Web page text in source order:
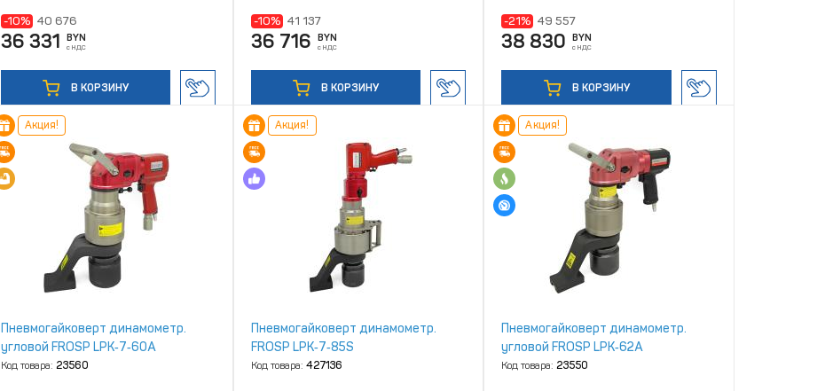
-10% 40 676
36 331 BYN
с НДС
В КОРЗИНУ
-10% 41 137
36 716 BYN
с НДС
В КОРЗИНУ
-21% 49 557
38 830 BYN
с НДС
В КОРЗИНУ
Акция!
Пневмогайковерт динамометр.
угловой FROSP LPK‑7‑60A
Код товара: 23560
Акция!
Пневмогайковерт динамометр.
FROSP LPK‑7‑85S
Код товара: 427136
Акция!
Пневмогайковерт динамометр.
угловой FROSP LPK‑62A
Код товара:23550